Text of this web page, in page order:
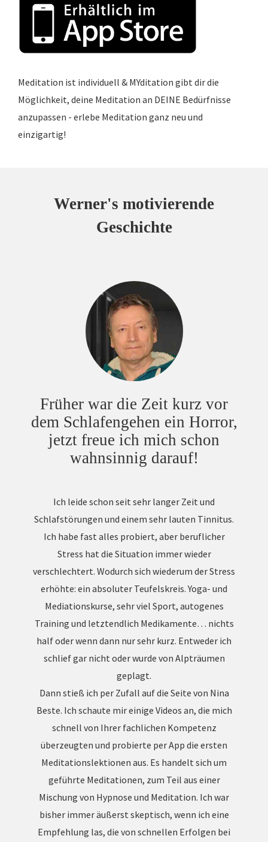
Meditation ist individuell & MYditation gibt dir die
Möglichkeit, deine Meditation an DEINE Bedürfnisse
anzupassen - erlebe Meditation ganz neu und
einzigartig!
Werner's motivierende
Geschichte
Früher war die Zeit kurz vor
dem Schlafengehen ein Horror,
jetzt freue ich mich schon
wahnsinnig darauf!
Ich leide schon seit sehr langer Zeit und
Schlafstörungen und einem sehr lauten Tinnitus.
Ich habe fast alles probiert, aber beruflicher
Stress hat die Situation immer wieder
verschlechtert. Wodurch sich wiederum der Stress
erhöhte: ein absoluter Teufelskreis. Yoga- und
Mediationskurse, sehr viel Sport, autogenes
Training und letztendlich Medikamente… nichts
half oder wenn dann nur sehr kurz. Entweder ich
schlief gar nicht oder wurde von Alpträumen
geplagt.
Dann stieß ich per Zufall auf die Seite von Nina
Beste. Ich schaute mir einige Videos an, die mich
schnell von Ihrer fachlichen Kompetenz
überzeugten und probierte per App die ersten
Meditationslektionen aus. Es handelt sich um
geführte Meditationen, zum Teil aus einer
Mischung von Hypnose und Meditation. Ich war
bisher immer äußerst skeptisch, wenn ich eine
Empfehlung las, die von schnellen Erfolgen bei